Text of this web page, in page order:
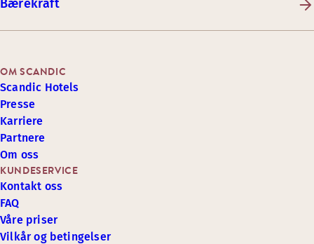
Bærekraft
KUNDESERVICE
Kontakt oss
FAQ
Våre priser
Vilkår og betingelser
OM SCANDIC
Scandic Hotels
Presse
Karriere
Partnere
Om oss